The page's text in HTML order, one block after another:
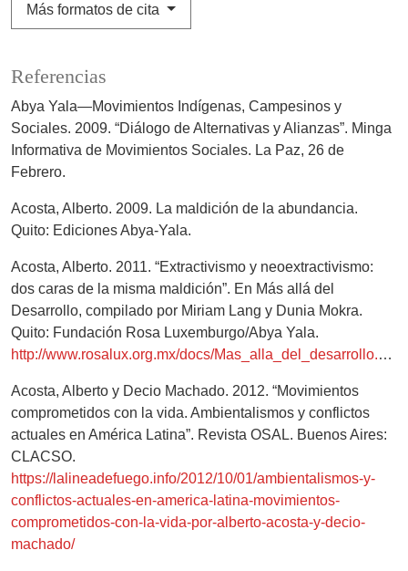
Más formatos de cita
Referencias
Abya Yala—Movimientos Indígenas, Campesinos y
Sociales. 2009. “Diálogo de Alternativas y Alianzas”. Minga
Informativa de Movimientos Sociales. La Paz, 26 de
Febrero.
Acosta, Alberto. 2009. La maldición de la abundancia.
Quito: Ediciones Abya-Yala.
Acosta, Alberto. 2011. “Extractivismo y neoextractivismo:
dos caras de la misma maldición”. En Más allá del
Desarrollo, compilado por Miriam Lang y Dunia Mokra.
Quito: Fundación Rosa Luxemburgo/Abya Yala.
http://www.rosalux.org.mx/docs/Mas_alla_del_desarrollo.pdf
Acosta, Alberto y Decio Machado. 2012. “Movimientos
comprometidos con la vida. Ambientalismos y conflictos
actuales en América Latina”. Revista OSAL. Buenos Aires:
CLACSO.
https://lalineadefuego.info/2012/10/01/ambientalismos-y-
conflictos-actuales-en-america-latina-movimientos-
comprometidos-con-la-vida-por-alberto-acosta-y-decio-
machado/